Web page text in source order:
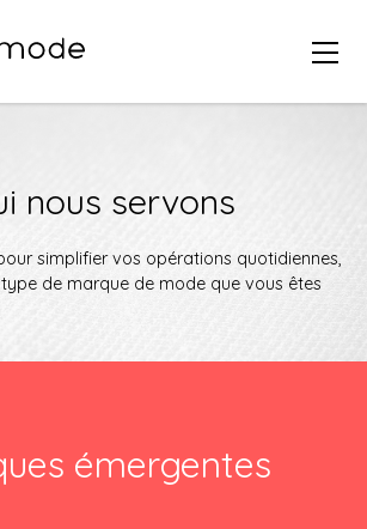
nous servons
simplifier vos opérations quotidiennes,
de marque de mode que vous êtes
émergentes